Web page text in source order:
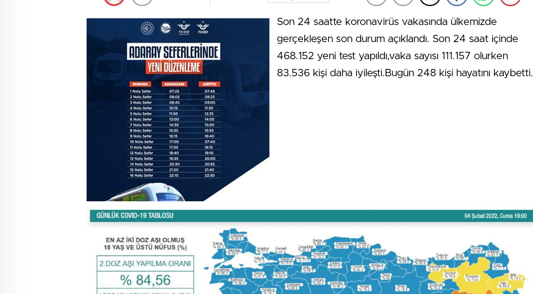
Son 24 saatte koronavirüs vakasında ülkemizde
gerçekleşen son durum açıklandı. Son 24 saat içinde
468.152 yeni test yapıldı,vaka sayısı 111.157 olurken
83.536 kişi daha iyileşti.Bugün 248 kişi hayatını kaybetti.